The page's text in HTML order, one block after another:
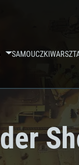
SAMOUCZKI